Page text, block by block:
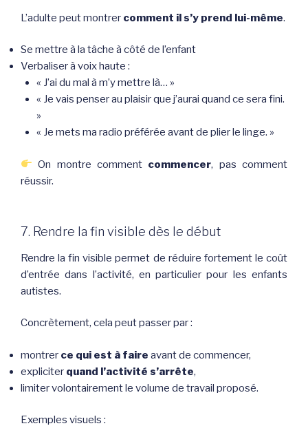
L’adulte peut montrer comment il s’y prend lui-même.
Se mettre à la tâche à côté de l’enfant
Verbaliser à voix haute :
« J’ai du mal à m’y mettre là… »
« Je vais penser au plaisir que j’aurai quand ce sera fini.
»
« Je mets ma radio préférée avant de plier le linge. »
On montre comment commencer, pas comment
réussir.
7. Rendre la fin visible dès le début
Rendre la fin visible permet de réduire fortement le coût
d’entrée dans l’activité, en particulier pour les enfants
autistes.
Concrètement, cela peut passer par :
montrer ce qui est à faire avant de commencer,
expliciter quand l’activité s’arrête,
limiter volontairement le volume de travail proposé.
Exemples visuels :